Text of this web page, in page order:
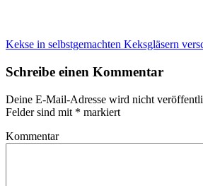
Kekse in selbstgemachten Keksgläsern
Schreibe einen Kommentar
Deine E-Mail-Adresse wird nicht
Felder sind mit * markiert
Kommentar